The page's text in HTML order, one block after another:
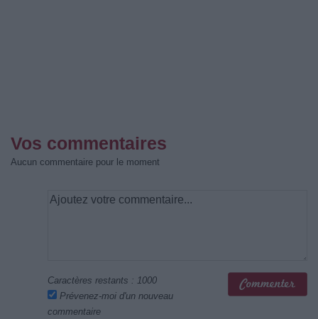
Vos commentaires
Aucun commentaire pour le moment
Caractères restants : 1000
Prévenez-moi d'un nouveau
commentaire